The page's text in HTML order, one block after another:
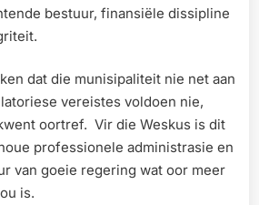
bestuur, finansiële dissipline
dat die munisipaliteit nie net aan
vereistes voldoen nie,
oortref. Vir die Weskus is dit
professionele administrasie en
van goeie regering wat oor meer
is.